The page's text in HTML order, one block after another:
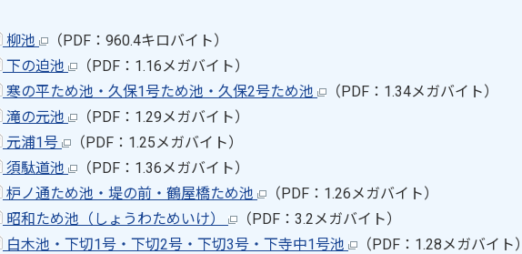
柳池
（PDF：960.4キロバイト）
下の迫池
（PDF：1.16メガバイト）
寒の平ため池・久保1号ため池・久保2号ため池
（PDF：1.34メガバイト）
滝の元池
（PDF：1.29メガバイト）
元浦1号
（PDF：1.25メガバイト）
須駄道池
（PDF：1.36メガバイト）
枦ノ通ため池・堤の前・鶴屋橋ため池
（PDF：1.26メガバイト）
昭和ため池（しょうわためいけ）
（PDF：3.2メガバイト）
白木池・下切1号・下切2号・下切3号・下寺中1号池
（PDF：1.28メガバイト）